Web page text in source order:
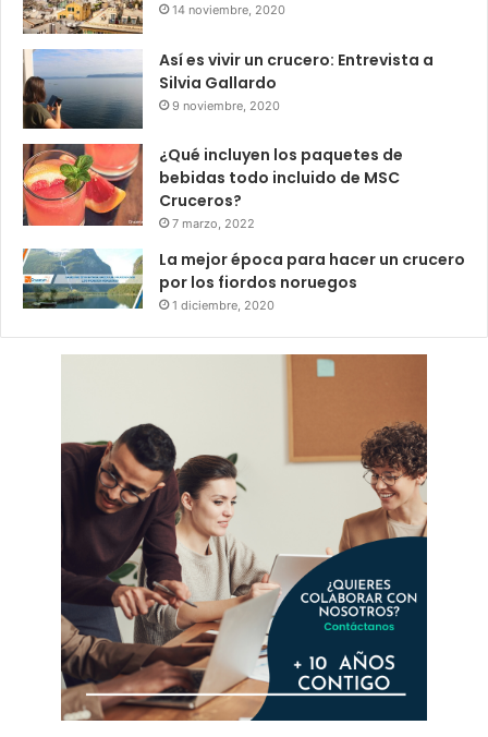
14 noviembre, 2020
Así es vivir un crucero: Entrevista a
Silvia Gallardo
9 noviembre, 2020
¿Qué incluyen los paquetes de
bebidas todo incluido de MSC
Cruceros?
7 marzo, 2022
La mejor época para hacer un crucero
por los fiordos noruegos
1 diciembre, 2020